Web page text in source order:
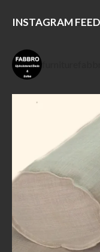
INSTAGRAM FEED